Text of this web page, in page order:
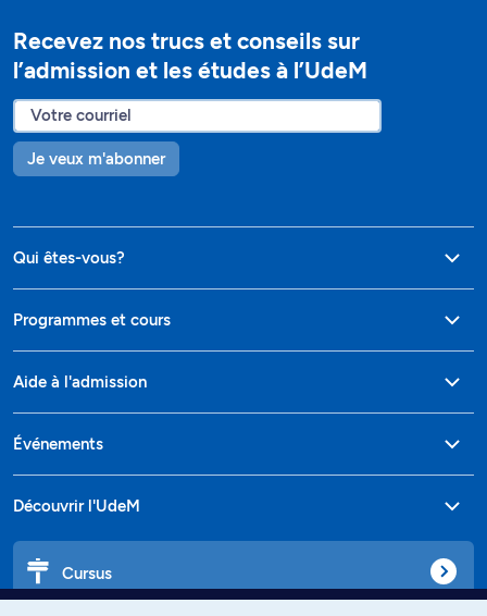
Recevez nos trucs et conseils sur
l’admission et les études à l’UdeM
Je veux m'abonner
Qui êtes-vous?
Programmes et cours
Aide à l'admission
Événements
Découvrir l'UdeM
Cursus